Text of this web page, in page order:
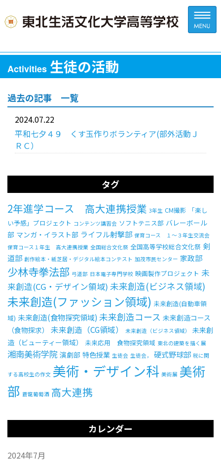
中学校の先生方へ
在校生の方へ 保護者の方へ
アクセス お問い合わせ
教員採用情報(PDF) 各種証明書
寄付金のお願い
Activities 生徒の活動
過去の記事 一覧
2024.07.22
平和七夕４９ くす玉作りボランティア(部外活動Ｊ
ＲＣ）
タグ
2年進学コース 高大連携授業 3年生 CM撮影
「楽し
い予感」プロジェクト コンテンツ講習会 ソフトテニス部 バレーボール
部 マンガ・イラスト部 ライフル射撃部 保育コース １～３年生交流会
保育コース１年生 高大連携授業 全国総合文化祭 全国高等学校総合文化祭 剣
道部 創作絵本・紙芝居・デジタル絵本コンテスト 加茂市民センター 家政部
少林寺拳法部 弓道部 日本電子専門学校 映画製作プロジェクト 未
来創造(CG・デザイン領域) 未来創造(ビジネス領域)
未来創造(ファッション領域) 未来創造(自動車領
域) 未来創造(食物探究領域) 未来創造コース 未来創造コース
（食物探求）
未来創造（CG領域） 未来創造（ビジネス領域）
未来創
造（ビューティー領域）
未来応用 食物探究領域 東北の建築を描く展
湘南美術学院 演劇部 特色授業 生徒会 生徒会， 硬式野球部 税に関
する高校生の作文 美術・デザイン科 美術展 美術
部 蒼龍葡萄酒 高大連携
カレンダー
2024年7月